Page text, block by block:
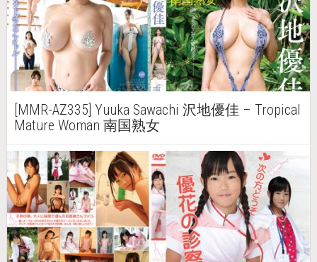
[MMR-AZ335] Yuuka Sawachi 沢地優佳 – Tropical
Mature Woman 南国熟女